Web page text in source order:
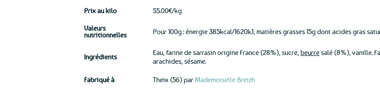
Prix au kilo 55.00€/kg
Valeurs
nutritionnelles
Pour 100g : énergie 385kcal/1620kJ, matières grasses 15g dont acides gras
Ingrédients
Eau, farine de sarrasin origine France (28%), sucre, beurresalé (8%), vanille.
arachides, sésame.
Fabriqué à Theix (56) par Mademoiselle Breizh